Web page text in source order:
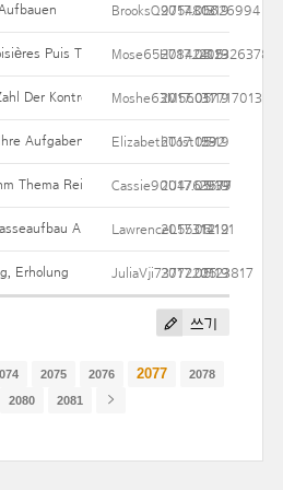
BrooksQ975480626994
2017.05.19
13
Puis Toutes Ses Bienfaits
Mose65H7842412326378
2017.05.19
205
Der KontrolleureMoshe63M56017717013
2017.05.19
31
Aufgaben Zunächst Beenden
ElizabethTost1592
2017.05.19
23
Thema Reiskocher Zuschlagen. Info, Test
Cassie90U4763577
2017.05.19
2939
Abgerechnet Training
LawrenceL55314121
2017.05.19
12
Erholung JuliaVji7377220123817
2017.05.19
25
쓰기
2075 2076 2077
2078
2080 2081